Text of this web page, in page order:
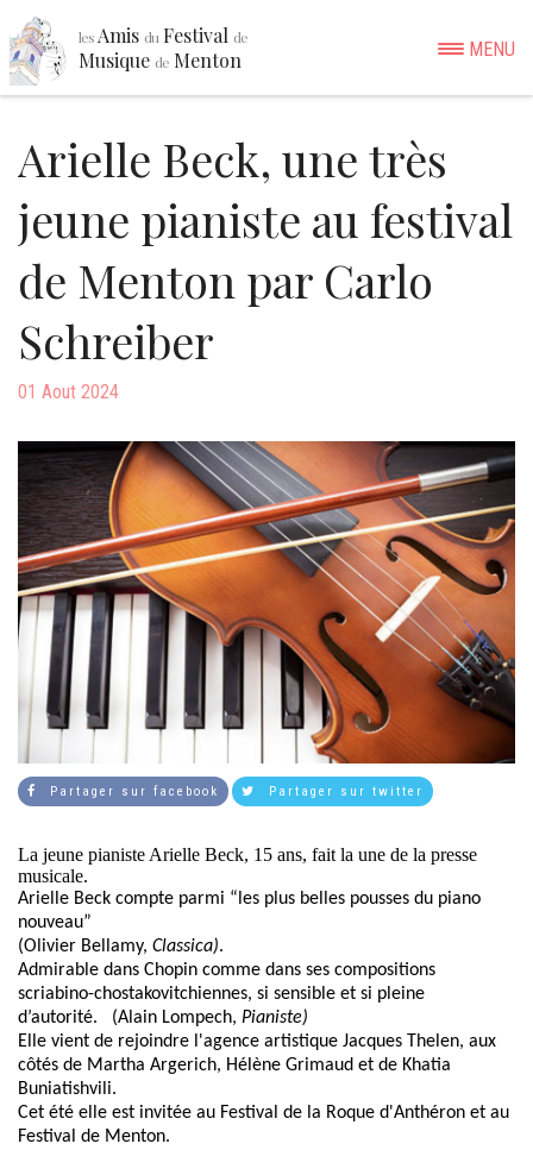
les Amis du Festival de
Musique de Menton MENU
Arielle Beck, une très
jeune pianiste au festival
de Menton par Carlo
Schreiber
01 Aout 2024
Partager sur facebook Partager sur twitter
La jeune pianiste Arielle Beck, 15 ans, fait la une de la presse
musicale.
Arielle Beck compte parmi “les plus belles pousses du piano
nouveau”
(Olivier Bellamy, Classica).
Admirable dans Chopin comme dans ses compositions
scriabino-chostakovitchiennes, si sensible et si pleine
d’autorité. (Alain Lompech, Pianiste)
Elle vient de rejoindre l'agence artistique Jacques Thelen, aux
côtés de Martha Argerich, Hélène Grimaud et de Khatia
Buniatishvili.
Cet été elle est invitée au Festival de la Roque d'Anthéron et au
Festival de Menton.